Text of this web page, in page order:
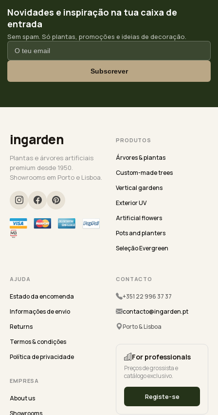
Novidades e inspiração na tua caixa de
entrada
Sem spam. Só plantas, promoções e ideias de decoração.
Subscrever
ingarden
Plantas e árvores artificiais
premium desde 1950.
Showrooms em Porto e Lisboa.
PRODUTOS
Árvores & plantas
Custom-made trees
Vertical gardens
Exterior UV
Artificial flowers
Pots and planters
Seleção Evergreen
AJUDA
Estado da encomenda
Informações de envio
Returns
Termos & condições
Política de privacidade
EMPRESA
About us
Showrooms
CONTACTO
+351 22 996 37 37
contacto@ingarden.pt
Porto & Lisboa
For professionals
Preços de grossista e
catálogo exclusivo.
Registe-se